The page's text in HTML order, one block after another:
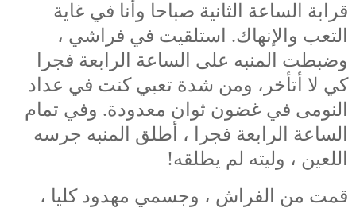
قرابة الساعة الثانية صباحا وأنا في غاية
التعب والإنهاك. استلقيت في فراشي ،
وضبطت المنبه على الساعة الرابعة فجرا
كي لا أتأخر، ومن شدة تعبي كنت في عداد
النومى في غضون ثوان معدودة. وفي تمام
الساعة الرابعة فجرا ، أطلق المنبه جرسه
اللعين ، وليته لم يطلقه!
قمت من الفراش ، وجسمي مهدود كليا ،